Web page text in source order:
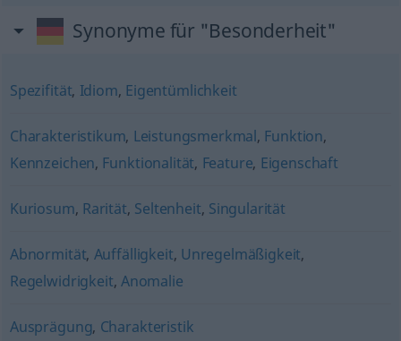
Synonyme für "Besonderheit"
Spezifität, Idiom, Eigentümlichkeit
Charakteristikum, Leistungsmerkmal, Funktion,
Kennzeichen, Funktionalität, Feature, Eigenschaft
Kuriosum, Rarität, Seltenheit, Singularität
Abnormität, Auffälligkeit, Unregelmäßigkeit,
Regelwidrigkeit, Anomalie
Ausprägung, Charakteristik